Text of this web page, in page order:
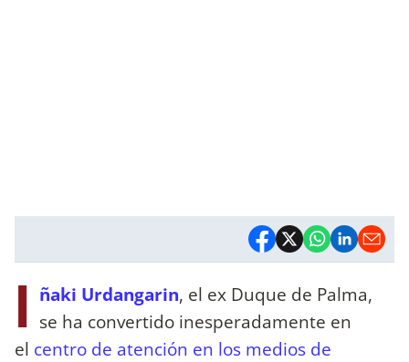
I ñaki Urdangarin, el ex Duque de Palma,
se ha convertido inesperadamente en
el centro de atención en los medios de